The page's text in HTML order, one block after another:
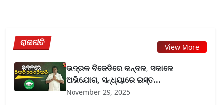
ରାଜନୀତି View More
ଭଦ୍ରକ ବିଜେଡିରେ କନ୍ଦଳ, ସକାଳେ
ଅଭିଯୋଗ, ସନ୍ଧ୍ୟାରେ ଇସ୍ତ...
November 29, 2025